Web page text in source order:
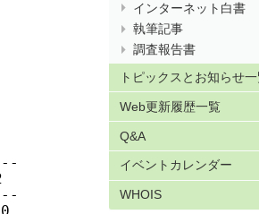
インターネット白書
執筆記事
調査報告書
トピックスとお知らせ
Web更新履歴一覧
Q&A
イベントカレンダー
WHOIS